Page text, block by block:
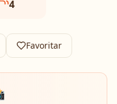
4
Favoritar